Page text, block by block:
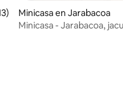
promedio: 5 de 5; 13
Minicasa en Jarabacoa
Minicasa - Jarabacoa,